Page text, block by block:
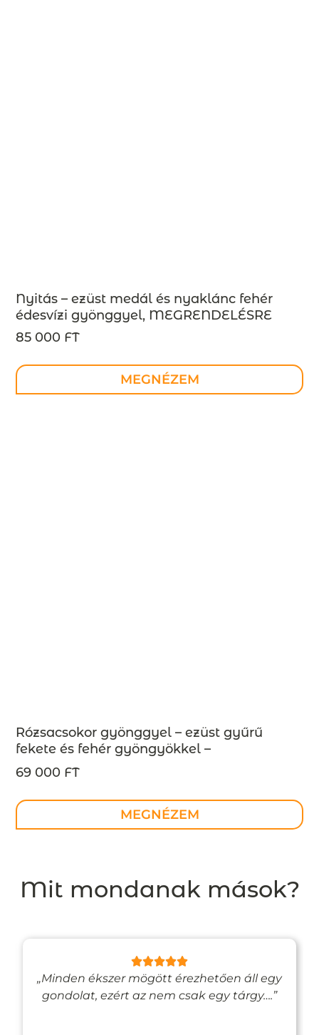
Nyitás – ezüst medál és nyaklánc fehér
édesvízi gyönggyel, MEGRENDELÉSRE
85 000 FT
MEGNÉZEM
Rózsacsokor gyönggyel – ezüst gyűrű
fekete és fehér gyöngyökkel –
megrendelésre
69 000 FT
MEGNÉZEM
Mit mondanak mások?
„Minden ékszer mögött érezhetően áll egy
gondolat, ezért az nem csak egy tárgy….”